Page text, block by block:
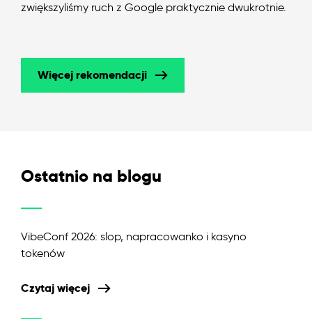
zwiększyliśmy ruch z Google praktycznie dwukrotnie.
Więcej rekomendacji
Ostatnio na blogu
VibeConf 2026: slop, napracowanko i kasyno
tokenów
Czytaj więcej